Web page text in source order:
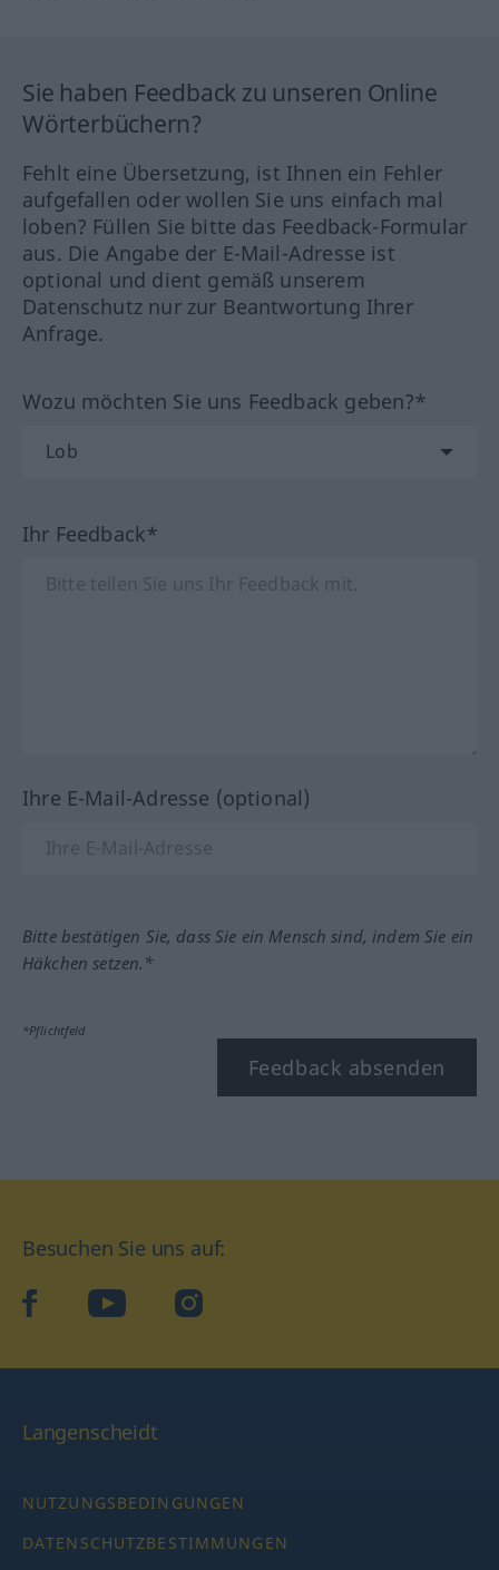
Sie haben Feedback zu unseren Online
Wörterbüchern?
Fehlt eine Übersetzung, ist Ihnen ein Fehler
aufgefallen oder wollen Sie uns einfach mal
loben? Füllen Sie bitte das Feedback-Formular
aus. Die Angabe der E-Mail-Adresse ist
optional und dient gemäß unserem
Datenschutz nur zur Beantwortung Ihrer
Anfrage.
Wozu möchten Sie uns Feedback geben?*
Ihr Feedback*
Ihre E-Mail-Adresse (optional)
Bitte bestätigen Sie, dass Sie ein Mensch sind, indem Sie ein
Häkchen setzen.*
*Pflichtfeld
Feedback absenden
Besuchen Sie uns auf:
facebookYouTube Instagram
Langenscheidt
NUTZUNGSBEDINGUNGEN
DATENSCHUTZBESTIMMUNGEN